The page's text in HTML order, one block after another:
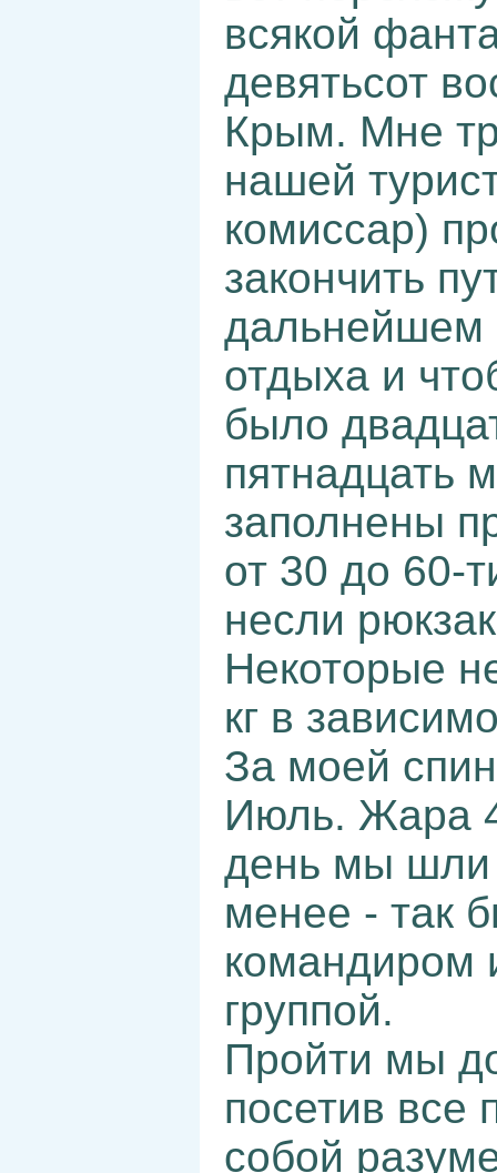
всякой
девятьсот
Крым. Мне
нашей
комиссар)
закончить
дальнейшем
отдыха и
было
пятнадцать
заполнены
от 30 до 60-
несли
Некоторые
кг в
За моей
Июль. Жара
день мы шли
менее - так
командиром
группой.
Пройти мы
посетив все
собой